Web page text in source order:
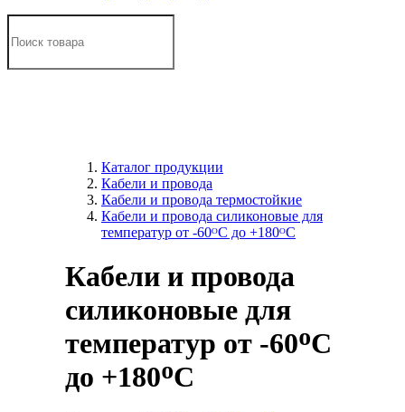
Каталог продукции
Кабели и провода
Кабели и провода термостойкие
Кабели и провода силиконовые для
температур от -60ᴼC до +180ᴼС
Кабели и провода
силиконовые для
температур от -60ᴼC
до +180ᴼС